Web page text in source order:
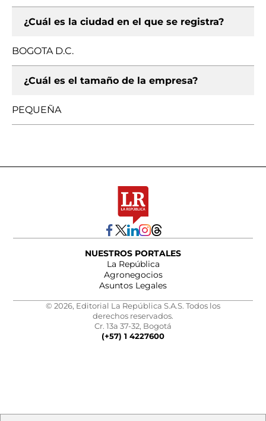
¿Cuál es la ciudad en el que se registra?
BOGOTA D.C.
¿Cuál es el tamaño de la empresa?
PEQUEÑA
NUESTROS PORTALES
La República
Agronegocios
Asuntos Legales
© 2026, Editorial La República S.A.S. Todos los
derechos reservados.
Cr. 13a 37-32, Bogotá
(+57) 1 4227600